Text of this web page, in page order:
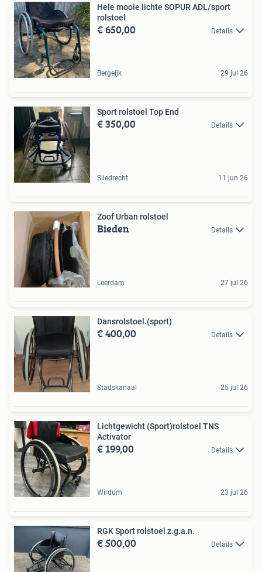
Hele mooie lichte SOPUR ADL/sport
rolstoel
€ 650,00 Details
Bergeijk 29 jul 26
Sport rolstoel Top End
€ 350,00 Details
Sliedrecht 11 jun 26
Zoof Urban rolstoel
Bieden Details
Leerdam 27 jul 26
Dansrolstoel.(sport)
€ 400,00 Details
Stadskanaal 25 jul 26
Lichtgewicht (Sport)rolstoel TNS
Activator
€ 199,00 Details
Wirdum 23 jul 26
RGK Sport rolstoel z.g.a.n.
€ 500,00 Details